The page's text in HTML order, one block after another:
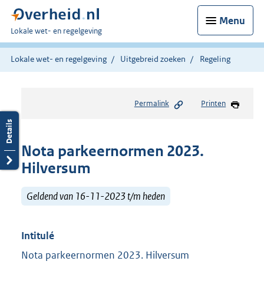
Menu
U
bent
hier:
Lokale wet- en regelgeving
Lokale wet- en regelgeving Uitgebreid zoeken Regeling
Permalink Printen
Nota parkeernormen 2023.
Hilversum
Geldend van 16-11-2023 t/m heden
Intitulé
Nota parkeernormen 2023. Hilversum